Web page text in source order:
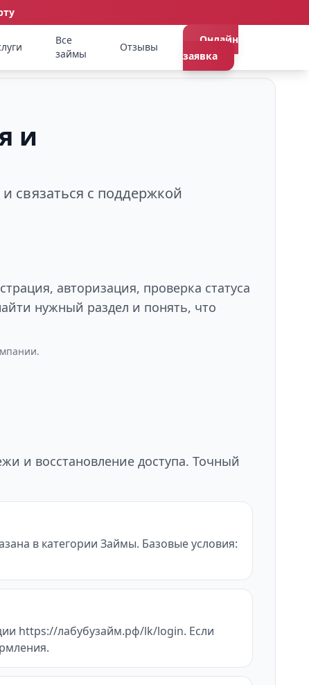
Все
займы
Отзывы
Онлайн
заявка
и
связаться с поддержкой
авторизация, проверка статуса
нужный раздел и понять, что
и восстановление доступа. Точный
в категории Займы. Базовые условия:
https://лабубузайм.рф/lk/login. Если